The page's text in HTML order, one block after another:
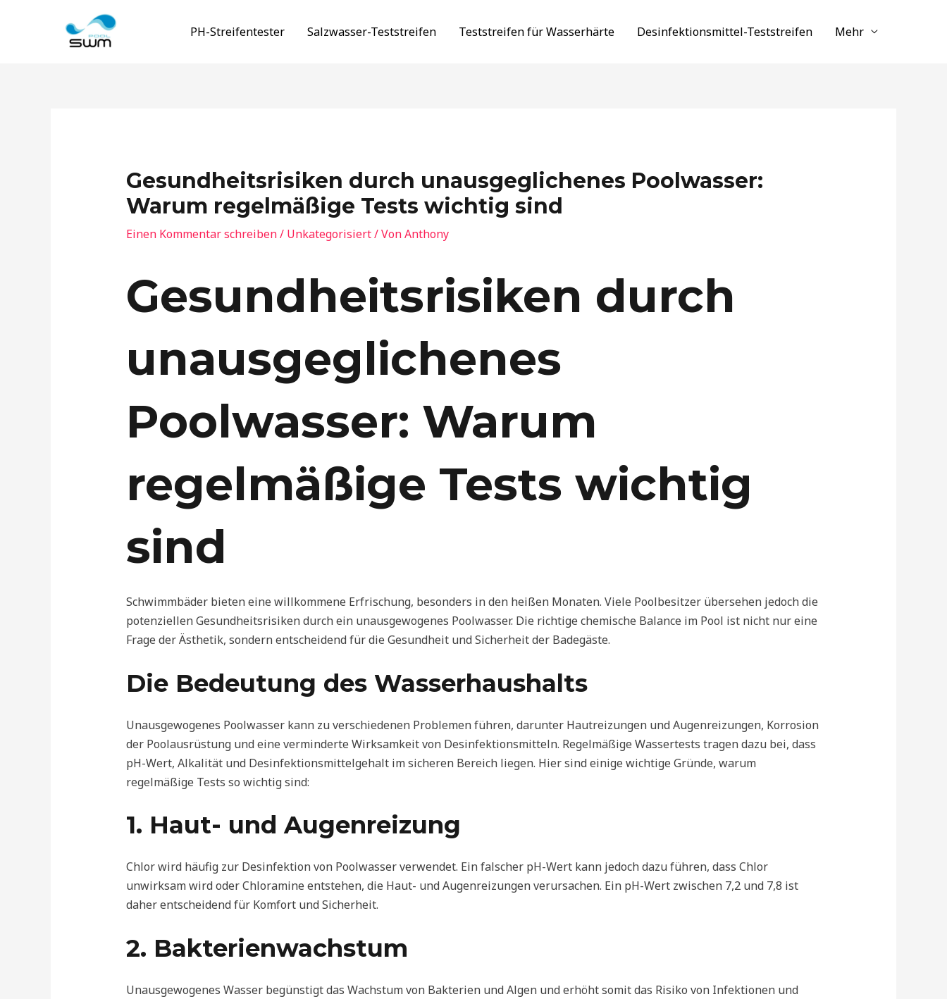
PH-Streifentester Salzwasser-Teststreifen Teststreifen für Wasserhärte Desinfektionsmittel-Teststreifen Mehr
Gesundheitsrisiken durch unausgeglichenes Poolwasser:
Warum regelmäßige Tests wichtig sind
Einen Kommentar schreiben/ Unkategorisiert/ VonAnthony
Gesundheitsrisiken durch
unausgeglichenes
Poolwasser: Warum
regelmäßige Tests wichtig
sind
Schwimmbäder bieten eine willkommene Erfrischung, besonders in den heißen Monaten. Viele Poolbesitzer übersehen jedoch die
potenziellen Gesundheitsrisiken durch ein unausgewogenes Poolwasser. Die richtige chemische Balance im Pool ist nicht nur eine
Frage der Ästhetik, sondern entscheidend für die Gesundheit und Sicherheit der Badegäste.
Die Bedeutung des Wasserhaushalts
Unausgewogenes Poolwasser kann zu verschiedenen Problemen führen, darunter Hautreizungen und Augenreizungen, Korrosion
der Poolausrüstung und eine verminderte Wirksamkeit von Desinfektionsmitteln. Regelmäßige Wassertests tragen dazu bei, dass
pH-Wert, Alkalität und Desinfektionsmittelgehalt im sicheren Bereich liegen. Hier sind einige wichtige Gründe, warum
regelmäßige Tests so wichtig sind:
1. Haut- und Augenreizung
Chlor wird häufig zur Desinfektion von Poolwasser verwendet. Ein falscher pH-Wert kann jedoch dazu führen, dass Chlor
unwirksam wird oder Chloramine entstehen, die Haut- und Augenreizungen verursachen. Ein pH-Wert zwischen 7,2 und 7,8 ist
daher entscheidend für Komfort und Sicherheit.
2. Bakterienwachstum
Unausgewogenes Wasser begünstigt das Wachstum von Bakterien und Algen und erhöht somit das Risiko von Infektionen und